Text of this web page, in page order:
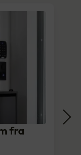
fra